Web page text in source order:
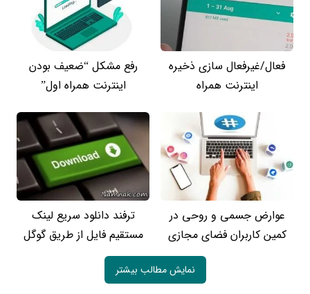
فعال/غیرفعال سازی ذخیره
اینترنت همراه
رفع مشکل “ضعیف بودن
اینترنت همراه اول”
عوارض جسمی و روحی در
کمین کاربران فضای مجازی
ترفند دانلود سریع لینک
مستقیم فایل از طریق گوگل
نمایش مطالب بیشتر